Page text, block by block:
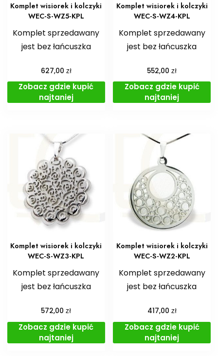
Komplet wisiorek i kolczyki
WEC-S-WZ5-KPL
Komplet sprzedawany
jest bez łańcuszka
627,00 zł
Zobacz gdzie kupić
najtaniej
Komplet wisiorek i kolczyki
WEC-S-WZ4-KPL
Komplet sprzedawany
jest bez łańcuszka
552,00zł
Zobacz gdzie kupić
najtaniej
Komplet wisiorek i kolczyki
WEC-S-WZ3-KPL
Komplet sprzedawany
jest bez łańcuszka
572,00zł
Zobacz gdzie kupić
najtaniej
Komplet wisiorek i kolczyki
WEC-S-WZ2-KPL
Komplet sprzedawany
jest bez łańcuszka
417,00 zł
Zobacz gdzie kupić
najtaniej